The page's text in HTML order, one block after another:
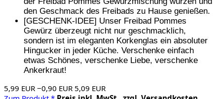
den Geschmack des Freibads zu Hause genießen.
[GESCHENK-IDEE] Unser Freibad Pommes
Gewürz überzeugt nicht nur geschmacklich,
sondern ist im eleganten Korkenglas ein absoluter
Hingucker in jeder Küche. Verschenke einfach
etwas Schönes, verschenke Liebe, verschenke
Ankerkraut!
5,99 EUR −0,90 EUR 5,09 EUR